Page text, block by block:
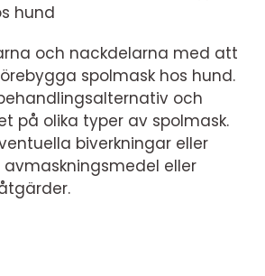
hund
och nackdelarna med att
spolmask hos hund.
och
på olika typer av spolmask.
biverkningar eller
avmaskningsmedel eller